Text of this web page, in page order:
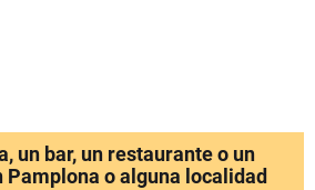
un bar, un restaurante o un
Pamplona o alguna localidad